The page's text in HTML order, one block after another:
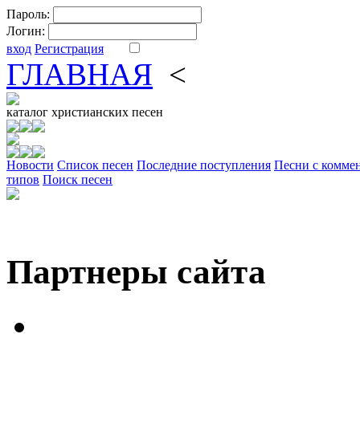
Пароль:
Логин:
вход Регистрация
ГЛАВНАЯ <
каталог христианских песен
Новости Cписок песен Последние поступления Песни с
типов Поиск песен
Партнеры сайта